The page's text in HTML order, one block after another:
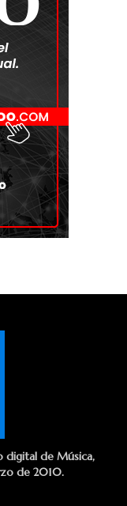
digital de Música,
de 2010.